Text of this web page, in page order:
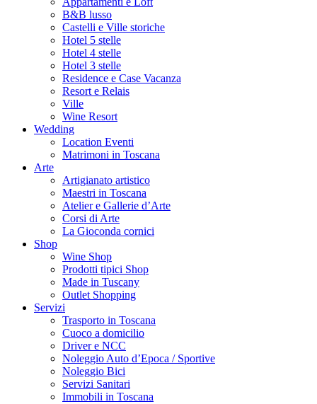
B&B lusso
Castelli e Ville storiche
Hotel 5 stelle
Hotel 4 stelle
Hotel 3 stelle
Residence e Case Vacanza
Resort e Relais
Ville
Wine Resort
Wedding
Location Eventi
Matrimoni in Toscana
Arte
Artigianato artistico
Maestri in Toscana
Atelier e Gallerie d’Arte
Corsi di Arte
La Gioconda cornici
Shop
Wine Shop
Prodotti tipici Shop
Made in Tuscany
Outlet Shopping
Servizi
Trasporto in Toscana
Cuoco a domicilio
Driver e NCC
Noleggio Auto d’Epoca / Sportive
Noleggio Bici
Servizi Sanitari
Immobili in Toscana